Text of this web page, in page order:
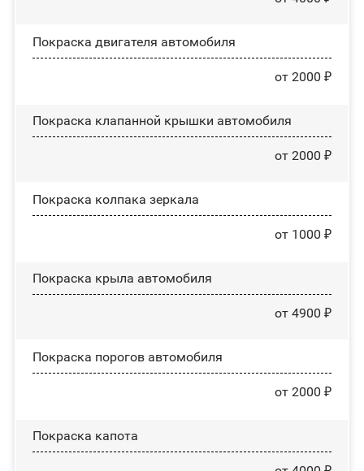
Покраска двигателя автомобиля
от 2000 ₽
Покраска клапанной крышки автомобиля
от 2000 ₽
Покраска колпака зеркала
от 1000 ₽
Покраска крыла автомобиля
от 4900 ₽
Покраска порогов автомобиля
от 2000 ₽
Покраска капота